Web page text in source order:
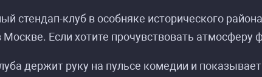
стендап-клуб в особняке исторического
Если хотите прочувствовать атмосферу
держит руку на пульсе комедии и